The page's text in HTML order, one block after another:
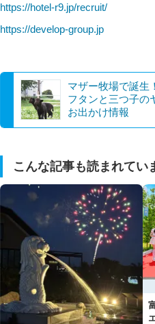
https://hotel-r9.jp/recruit/
https://develop-group.jp
マザー牧場で誕生
フタンと三つ子の
お出かけ情報
こんな記事も読まれてい